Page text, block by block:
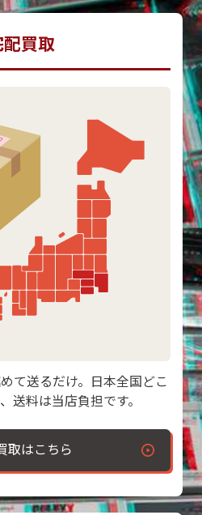
配買取
て送るだけ。日本全国どこ
送料は当店負担です。
取はこちら